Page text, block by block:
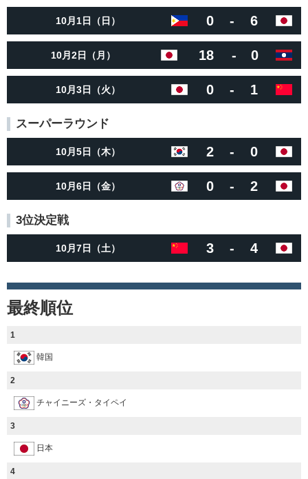
10月1日（日） 0 - 6
10月2日（月） 18 - 0
10月3日（火） 0 - 1
スーパーラウンド
10月5日（木） 2 - 0
10月6日（金） 0 - 2
3位決定戦
10月7日（土） 3 - 4
最終順位
1
韓国
2
チャイニーズ・タイペイ
3
日本
4